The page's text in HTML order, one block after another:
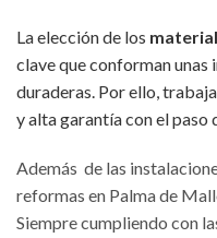
La elección de los
clave que conforman
duraderas. Por ello,
y alta garantía con el paso
Además de las
reformas en Palma de
Siempre cumpliendo con